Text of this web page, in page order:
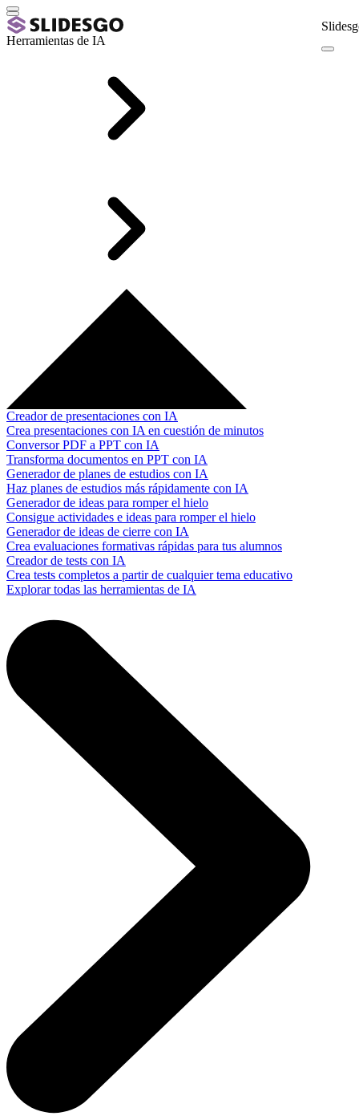
Herramientas de IA
Creador de presentaciones con IA
Crea presentaciones con IA en cuestión de minutos
Conversor PDF a PPT con IA
Transforma documentos en PPT con IA
Generador de planes de estudios con IA
Haz planes de estudios más rápidamente con IA
Generador de ideas para romper el hielo
Consigue actividades e ideas para romper el hielo
Generador de ideas de cierre con IA
Crea evaluaciones formativas rápidas para tus alumnos
Creador de tests con IA
Crea tests completos a partir de cualquier tema educativo
Explorar todas las herramientas de IA